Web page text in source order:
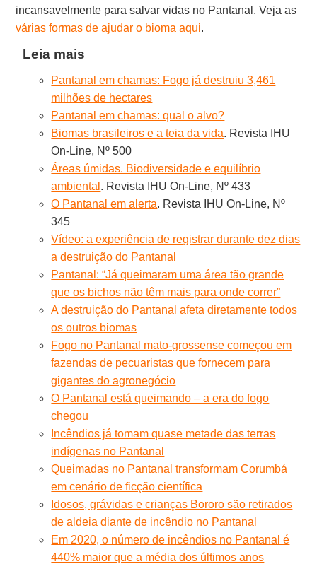
incansavelmente para salvar vidas no Pantanal. Veja as
várias formas de ajudar o bioma aqui.
Leia mais
Pantanal em chamas: Fogo já destruiu 3,461
milhões de hectares
Pantanal em chamas: qual o alvo?
Biomas brasileiros e a teia da vida. Revista IHU
On-Line, Nº 500
Áreas úmidas. Biodiversidade e equilíbrio
ambiental . Revista IHU On-Line, Nº 433
O Pantanal em alerta. Revista IHU On-Line, Nº
345
Vídeo: a experiência de registrar durante dez dias
a destruição do Pantanal
Pantanal: “Já queimaram uma área tão grande
que os bichos não têm mais para onde correr”
A destruição do Pantanal afeta diretamente todos
os outros biomas
Fogo no Pantanal mato-grossense começou em
fazendas de pecuaristas que fornecem para
gigantes do agronegócio
O Pantanal está queimando – a era do fogo
chegou
Incêndios já tomam quase metade das terras
indígenas no Pantanal
Queimadas no Pantanal transformam Corumbá
em cenário de ficção científica
Idosos, grávidas e crianças Bororo são retirados
de aldeia diante de incêndio no Pantanal
Em 2020, o número de incêndios no Pantanal é
440% maior que a média dos últimos anos